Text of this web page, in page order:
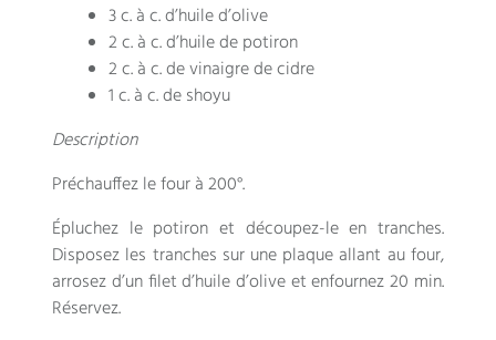
3 c. à c. d’huile d’olive
2 c. à c. d’huile de potiron
2 c. à c. de vinaigre de cidre
1 c. à c. de shoyu
Description
Préchauffez le four à 200°.
Épluchez le potiron et découpez-le en tranches.
Disposez les tranches sur une plaque allant au four,
arrosez d’un filet d’huile d’olive et enfournez 20 min.
Réservez.